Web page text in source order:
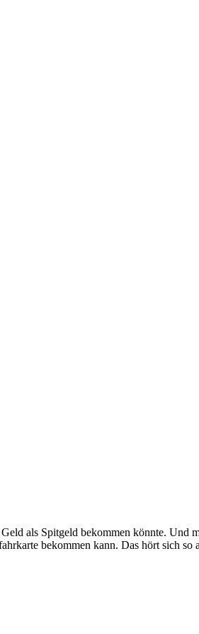
als Spitgeld bekommen könnte.
bekommen kann. Das hört sich